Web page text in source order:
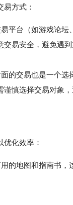
方式：
平台（如游戏论坛、
交易安全，避免遇
交易也是一个选
慎选择交易对象，
化效率：
的地图和指南书